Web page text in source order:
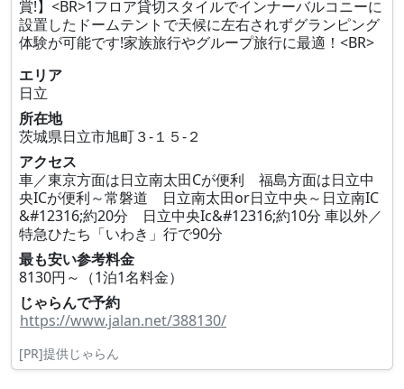
賞!】<BR>1フロア貸切スタイルでインナーバルコニーに
設置したドームテントで天候に左右されずグランピング
体験が可能です!家族旅行やグループ旅行に最適！<BR>
エリア
日立
所在地
茨城県日立市旭町３‐１５‐２
アクセス
車／東京方面は日立南太田Cが便利 福島方面は日立中
央ICが便利～常磐道 日立南太田or日立中央～日立南IC
&#12316;約20分 日立中央Ic&#12316;約10分 車以外／
特急ひたち「いわき」行で90分
最も安い参考料金
8130円～（1泊1名料金）
じゃらんで予約
https://www.jalan.net/388130/
[PR]提供じゃらん